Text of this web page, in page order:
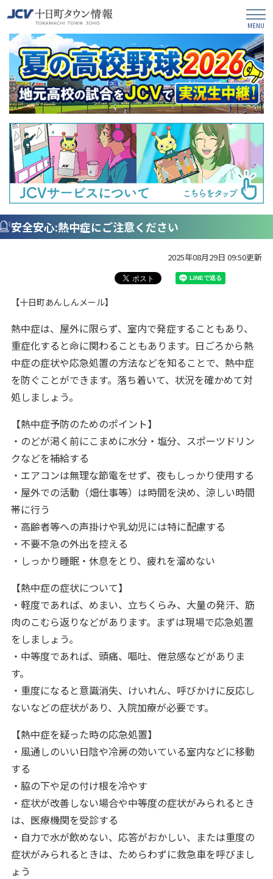
安全安心:熱中症にご注意ください
2025年08月29日 09:50更新
【十日町あんしんメール】
熱中症は、屋外に限らず、室内で発症することもあり、
重症化すると命に関わることもあります。日ごろから熱
中症の症状や応急処置の方法などを知ることで、熱中症
を防ぐことができます。落ち着いて、状況を確かめて対
処しましょう。
【熱中症予防のためのポイント】
・のどが渇く前にこまめに水分・塩分、スポーツドリン
クなどを補給する
・エアコンは無理な節電をせず、夜もしっかり使用する
・屋外での活動（畑仕事等）は時間を決め、涼しい時間
帯に行う
・高齢者等への声掛けや乳幼児には特に配慮する
・不要不急の外出を控える
・しっかり睡眠・休息をとり、疲れを溜めない
【熱中症の症状について】
・軽度であれば、めまい、立ちくらみ、大量の発汗、筋
肉のこむら返りなどがあります。まずは現場で応急処置
をしましょう。
・中等度であれば、頭痛、嘔吐、倦怠感などがありま
す。
・重度になると意識消失、けいれん、呼びかけに反応し
ないなどの症状があり、入院加療が必要です。
【熱中症を疑った時の応急処置】
・風通しのいい日陰や冷房の効いている室内などに移動
する
・脇の下や足の付け根を冷やす
・症状が改善しない場合や中等度の症状がみられるとき
は、医療機関を受診する
・自力で水が飲めない、応答がおかしい、または重度の
症状がみられるときは、ためらわずに救急車を呼びまし
ょう